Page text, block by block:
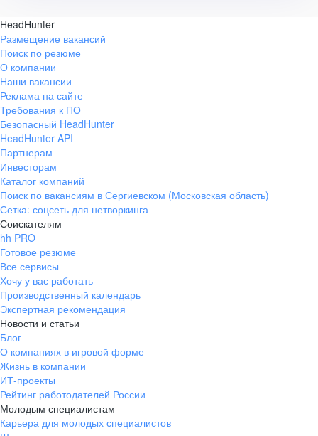
HeadHunter
Размещение вакансий
Поиск по резюме
О компании
Наши вакансии
Реклама на сайте
Требования к ПО
Безопасный HeadHunter
HeadHunter API
Партнерам
Инвесторам
Каталог компаний
Поиск по вакансиям в Сергиевском (Московская область)
Сетка: соцсеть для нетворкинга
Соискателям
hh PRO
Готовое резюме
Все сервисы
Хочу у вас работать
Производственный календарь
Экспертная рекомендация
Новости и статьи
Блог
О компаниях в игровой форме
Жизнь в компании
ИТ-проекты
Рейтинг работодателей России
Молодым специалистам
Карьера для молодых специалистов